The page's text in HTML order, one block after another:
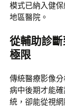
模式已納入健
地區醫院。
從輔助診
極限
傳統醫療影像
病中後期才能
統，卻能從視